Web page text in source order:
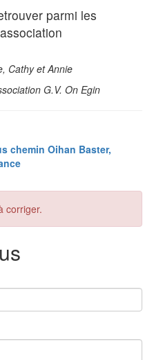
parmi les
Cathy et Annie
G.V. On Egin
chemin Oihan Baster,
corriger.